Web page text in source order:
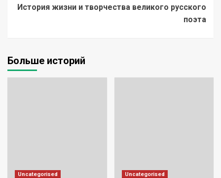
История жизни и творчества великого русского
поэта
Больше историй
Uncategorised Uncategorised